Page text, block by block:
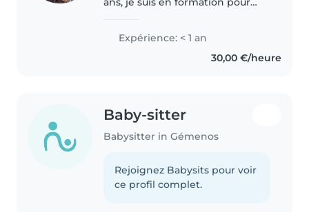
souhaite trouver un travail afin
de pouvoir financer mes etudes.
Je suis une personne..
Expérience: < 1 an
30,00 €/heure
Baby-sitter
Babysitter in Gémenos
Rejoignez Babysits pour voir
ce profil complet.